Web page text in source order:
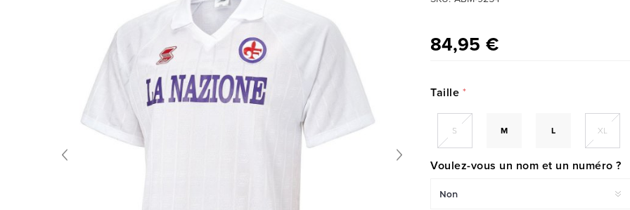
84,95 €
Taille *
S M L XL
Voulez-vous un nom et un numéro ?